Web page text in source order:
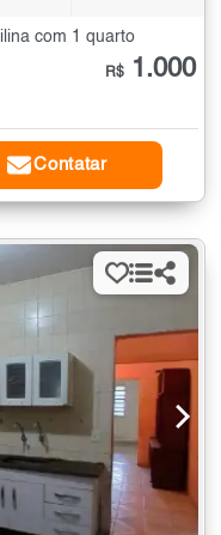
com 1 quarto
R$ 1.000
Contatar